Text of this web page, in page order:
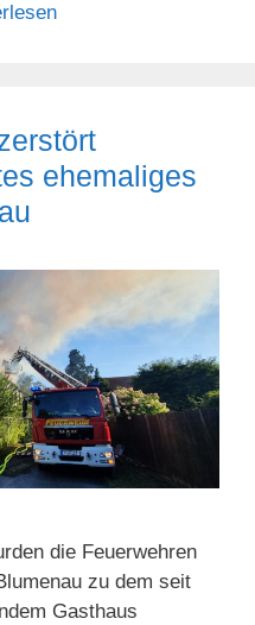
ehemaliges
die Feuerwehren
zu dem seit
Gasthaus